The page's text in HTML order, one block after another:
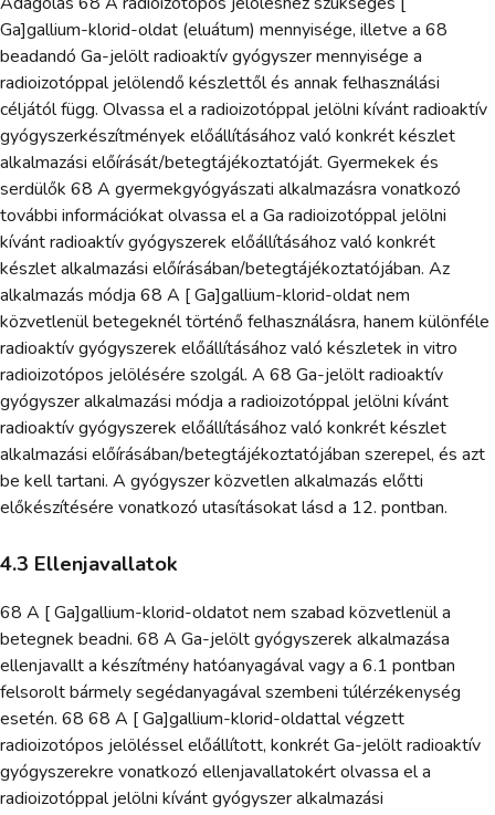
Ga]gallium-klorid-oldat (eluátum) mennyisége, illetve a 68
beadandó Ga-jelölt radioaktív gyógyszer mennyisége a
radioizotóppal jelölendő készlettől és annak felhasználási
céljától függ. Olvassa el a radioizotóppal jelölni kívánt radioaktív
gyógyszerkészítmények előállításához való konkrét készlet
alkalmazási előírását/betegtájékoztatóját. Gyermekek és
serdülők 68 A gyermekgyógyászati alkalmazásra vonatkozó
további információkat olvassa el a Ga radioizotóppal jelölni
kívánt radioaktív gyógyszerek előállításához való konkrét
készlet alkalmazási előírásában/betegtájékoztatójában. Az
alkalmazás módja 68 A [ Ga]gallium-klorid-oldat nem
közvetlenül betegeknél történő felhasználásra, hanem különféle
radioaktív gyógyszerek előállításához való készletek in vitro
radioizotópos jelölésére szolgál. A 68 Ga-jelölt radioaktív
gyógyszer alkalmazási módja a radioizotóppal jelölni kívánt
radioaktív gyógyszerek előállításához való konkrét készlet
alkalmazási előírásában/betegtájékoztatójában szerepel, és azt
be kell tartani. A gyógyszer közvetlen alkalmazás előtti
előkészítésére vonatkozó utasításokat lásd a 12. pontban.
4.3 Ellenjavallatok
68 A [ Ga]gallium-klorid-oldatot nem szabad közvetlenül a
betegnek beadni. 68 A Ga-jelölt gyógyszerek alkalmazása
ellenjavallt a készítmény hatóanyagával vagy a 6.1 pontban
felsorolt bármely segédanyagával szembeni túlérzékenység
esetén. 68 68 A [ Ga]gallium-klorid-oldattal végzett
radioizotópos jelöléssel előállított, konkrét Ga-jelölt radioaktív
gyógyszerekre vonatkozó ellenjavallatokért olvassa el a
radioizotóppal jelölni kívánt gyógyszer alkalmazási